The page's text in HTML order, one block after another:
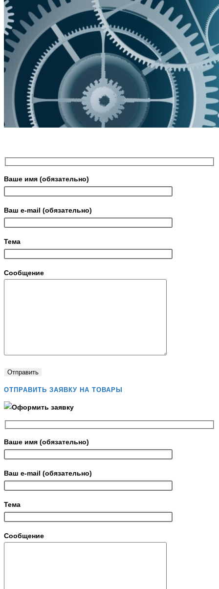
Ваше имя (обязательно)
Ваш e-mail (обязательно)
Тема
Сообщение
ОТПРАВИТЬ ЗАЯВКУ НА ТОВАРЫ
Ваше имя (обязательно)
Ваш e-mail (обязательно)
Тема
Сообщение